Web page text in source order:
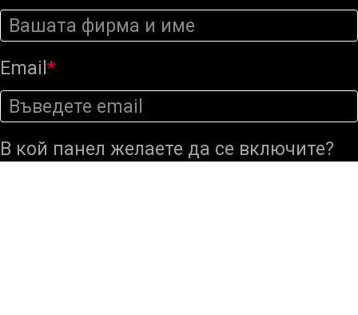
Email *
В кой панел желаете да се включите?